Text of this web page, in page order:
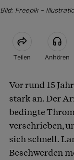
Bild: Freepik –
Teilen Anhören
Vor rund 15
stark an. Der
bedingte
verschrieben,
sich schnell.
Beschwerden